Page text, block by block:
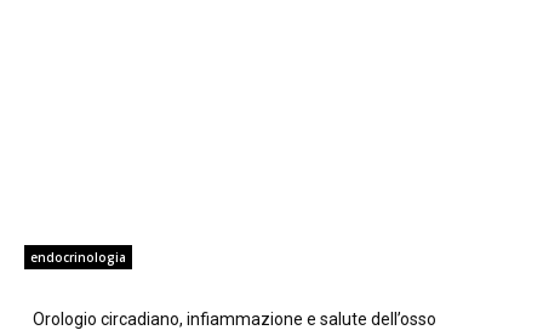
endocrinologia
Orologio circadiano, infiammazione e salute dell’osso